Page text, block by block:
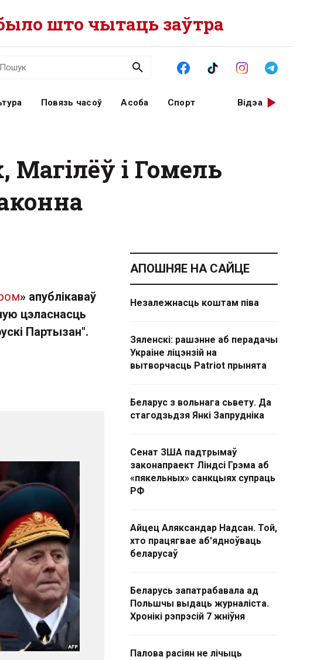
што чытаць заўтра
Повязь часоў Асоба Спорт Відэа
Магілёў і Гомель
» апублікаваў
цэласнасць
Партызан".
АПОШНЯЕ НА САЙЦЕ
Незалежнасць коштам піва
Зяленскі: рашэнне аб перадачы
Украіне ліцэнзій на
вытворчасць Patriot прынята
Беларус з вольнага сьвету. Да
стагодзьдзя Янкі Запрудніка
Сенат ЗША падтрымаў
законапраект Ліндсі Грэма аб
«пякельных» санкцыях супраць
РФ
Айцец Аляксандар Надсан. Той,
хто працягвае аб'ядноўваць
беларусаў
Беларусь запатрабавала ад
Польшчы выдаць журналіста.
Хронікі рэпрэсій 7 жніўня
Палова расіян не лічыць